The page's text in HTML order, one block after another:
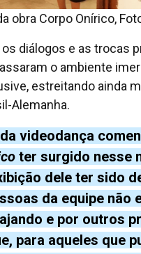
obra Corpo Onírico,
diálogos e as trocas
o ambiente
estreitando ainda
Alemanha.
videodança
ter surgido nesse
dele ter sido
da equipe não
e por outros
para aqueles que